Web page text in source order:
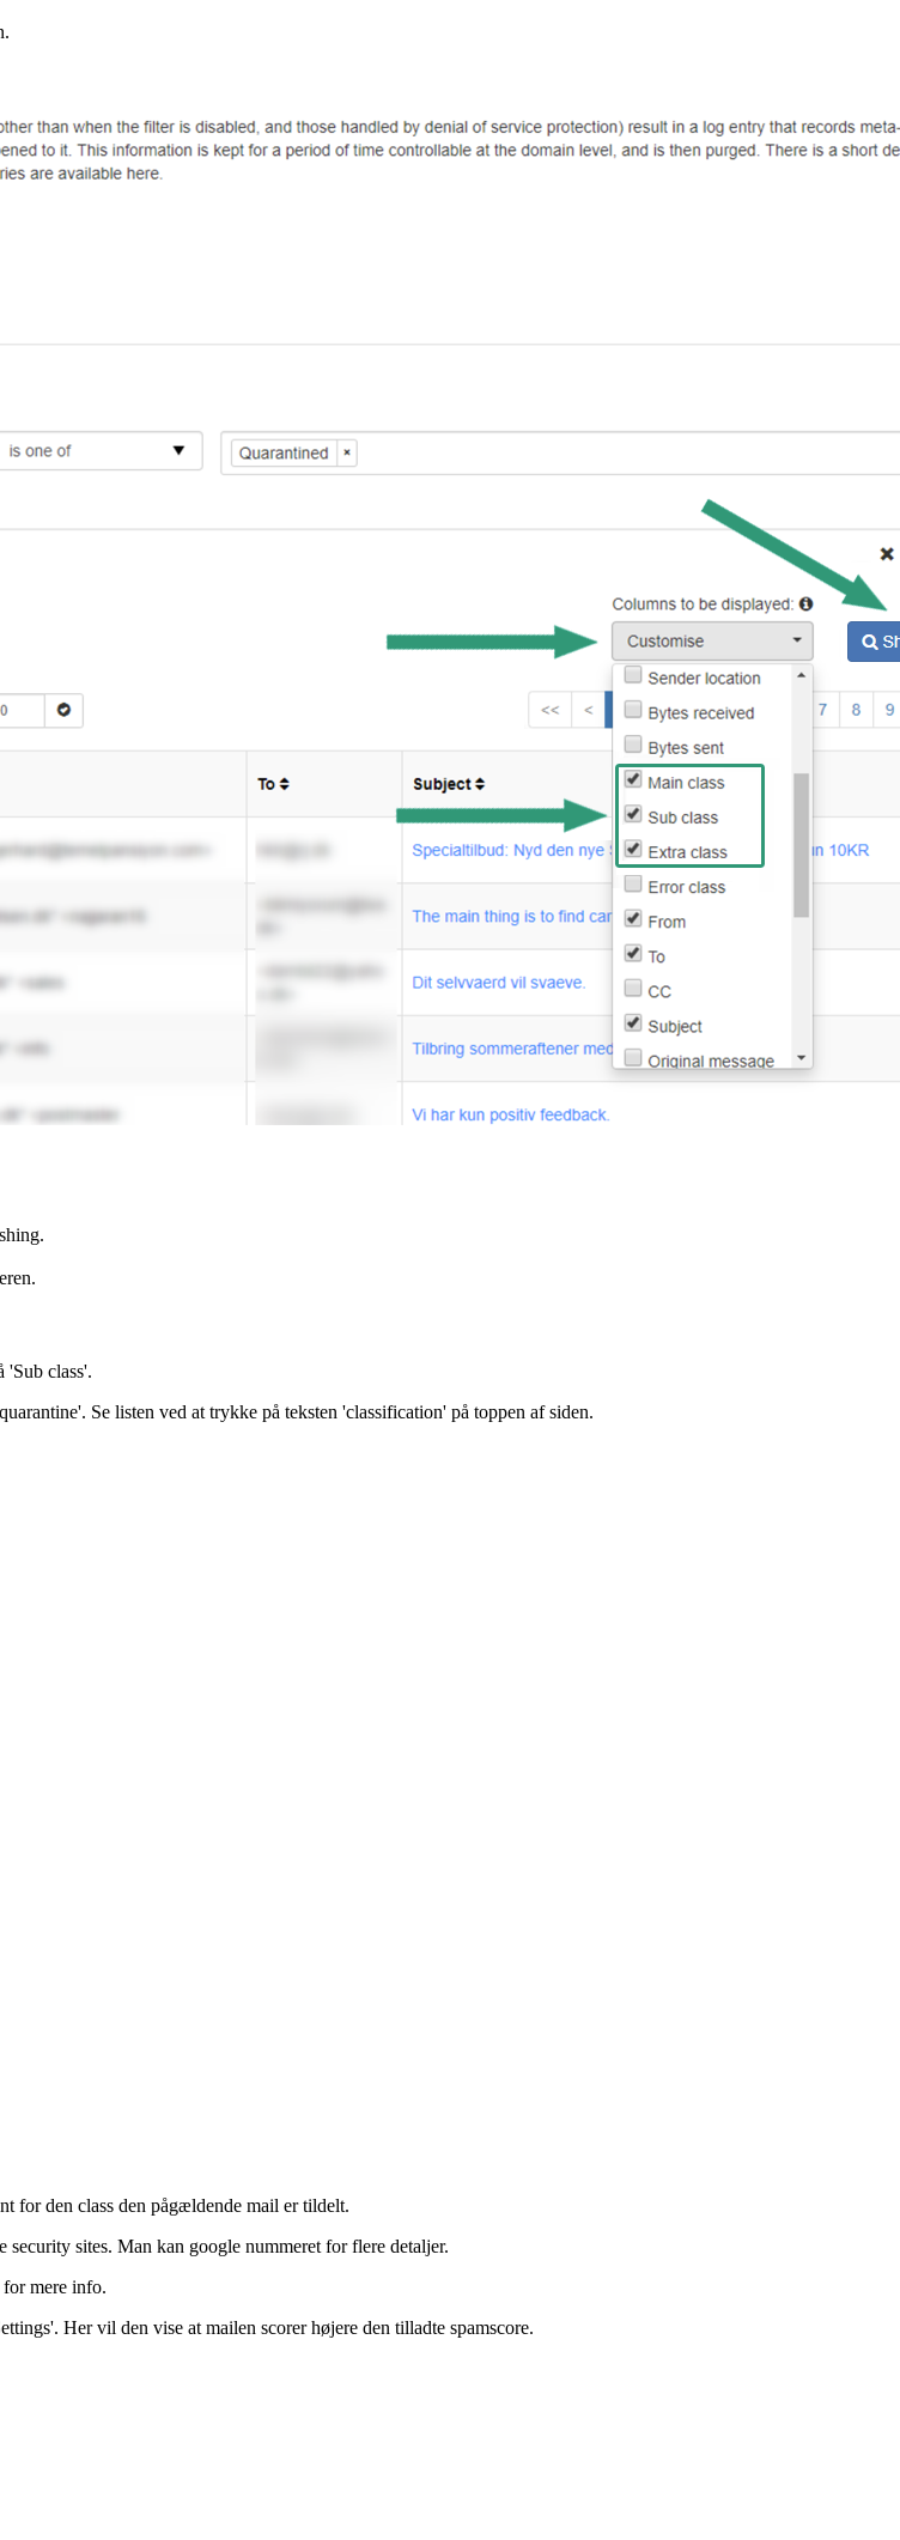
'Sub class'.
Se listen ved at trykke på teksten 'classification' på toppen af siden.
for den class den pågældende mail er tildelt.
sites. Man kan google nummeret for flere detaljer.
mere info.
Her vil den vise at mailen scorer højere den tilladte spamscore.